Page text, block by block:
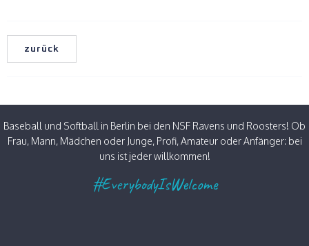
zurück
Baseball und Softball in Berlin bei den NSF Ravens und Roosters! Ob
Frau, Mann, Mädchen oder Junge, Profi, Amateur oder Anfänger: bei
uns ist jeder willkommen!
#EverybodyIsWelcome